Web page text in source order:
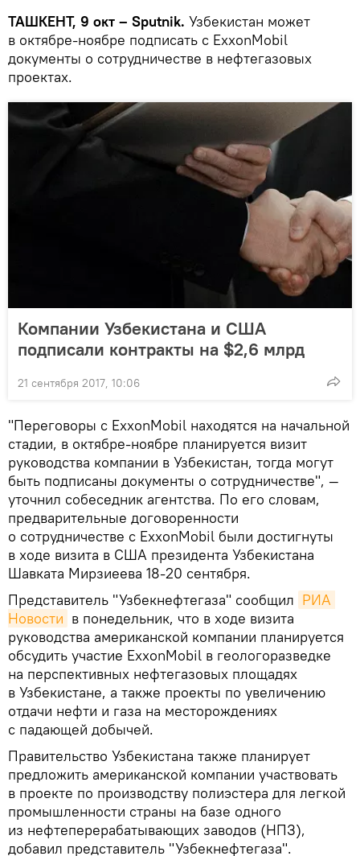
ТАШКЕНТ, 9 окт – Sputnik. Узбекистан может
в октябре-ноябре подписать с ExxonMobil
документы о сотрудничестве в нефтегазовых
проектах.
Компании Узбекистана и США
подписали контракты на $2,6 млрд
21 сентября 2017, 10:06
"Переговоры с ExxonMobil находятся на начальной
стадии, в октябре-ноябре планируется визит
руководства компании в Узбекистан, тогда могут
быть подписаны документы о сотрудничестве", —
уточнил собеседник агентства. По его словам,
предварительные договоренности
о сотрудничестве с ExxonMobil были достигнуты
в ходе визита в США президента Узбекистана
Шавката Мирзиеева 18-20 сентября.
Представитель "Узбекнефтегаза" сообщил РИА
Новости в понедельник, что в ходе визита
руководства американской компании планируется
обсудить участие ExxonMobil в геологоразведке
на перспективных нефтегазовых площадях
в Узбекистане, а также проекты по увеличению
отдачи нефти и газа на месторождениях
с падающей добычей.
Правительство Узбекистана также планирует
предложить американской компании участвовать
в проекте по производству полиэстера для легкой
промышленности страны на базе одного
из нефтеперерабатывающих заводов (НПЗ),
добавил представитель "Узбекнефтегаза".